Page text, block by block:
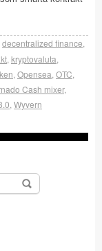
decentralized finance
kryptovaluta
Opensea OTC
Cash mixer,
Wyvern